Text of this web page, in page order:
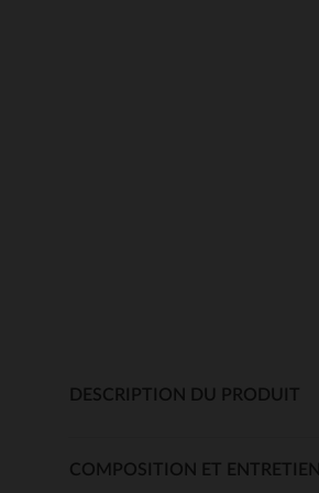
DESCRIPTION DU PRODUIT
COMPOSITION ET ENTRETIEN